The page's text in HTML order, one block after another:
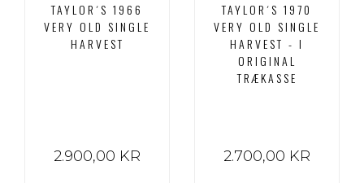
TAYLOR´S 1966
VERY OLD SINGLE
HARVEST
2.900,00 KR
TAYLOR´S 1970
VERY OLD SINGLE
HARVEST - I
ORIGINAL
TRÆKASSE
2.700,00 KR